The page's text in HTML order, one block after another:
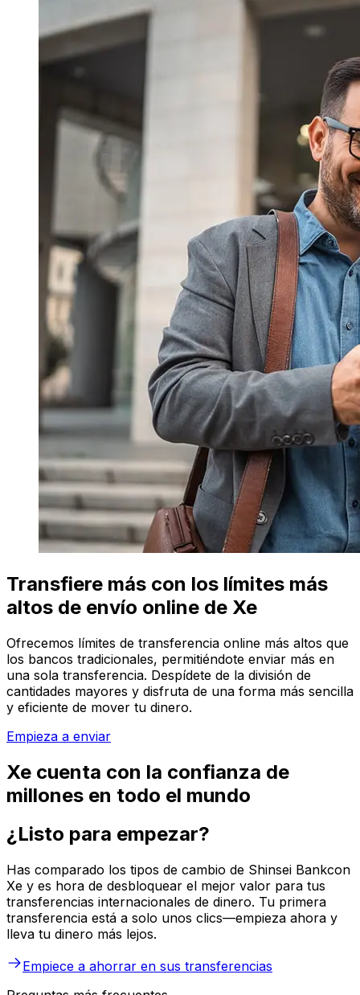
Transfiere más con los límites más
altos de envío online de Xe
Ofrecemos límites de transferencia online más altos que
los bancos tradicionales, permitiéndote enviar más en
una sola transferencia. Despídete de la división de
cantidades mayores y disfruta de una forma más sencilla
y eficiente de mover tu dinero.
Empieza a enviar
Xe cuenta con la confianza de
millones en todo el mundo
¿Listo para empezar?
Has comparado los tipos de cambio de Shinsei Bankcon
Xe y es hora de desbloquear el mejor valor para tus
transferencias internacionales de dinero. Tu primera
transferencia está a solo unos clics—empieza ahora y
lleva tu dinero más lejos.
Empiece a ahorrar en sus transferencias